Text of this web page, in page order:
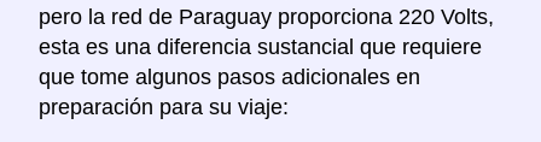
pero la red de Paraguay proporciona 220 Volts,
esta es una diferencia sustancial que requiere
que tome algunos pasos adicionales en
preparación para su viaje: